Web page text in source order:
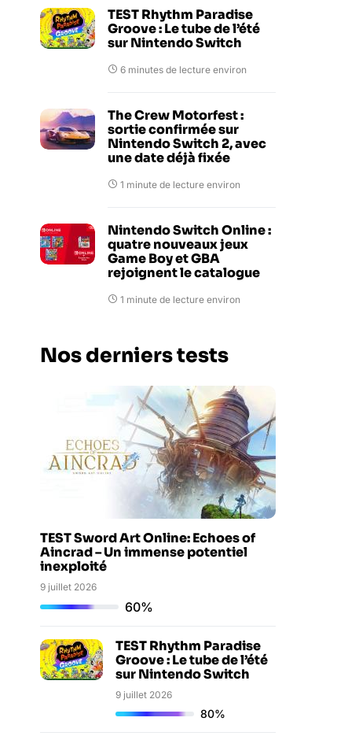
TEST Rhythm Paradise
Groove : Le tube de l’été
sur Nintendo Switch
6 minutes de lecture environ
The Crew Motorfest :
sortie confirmée sur
Nintendo Switch 2, avec
une date déjà fixée
1 minute de lecture environ
Nintendo Switch Online :
quatre nouveaux jeux
Game Boy et GBA
rejoignent le catalogue
1 minute de lecture environ
Nos derniers tests
TEST Sword Art Online: Echoes of
Aincrad – Un immense potentiel
inexploité
9 juillet 2026
60%
TEST Rhythm Paradise
Groove : Le tube de l’été
sur Nintendo Switch
9 juillet 2026
80%